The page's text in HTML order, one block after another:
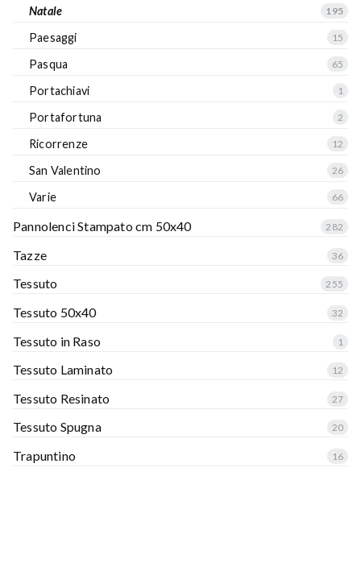
Natale 195
Paesaggi 15
Pasqua 65
Portachiavi 1
Portafortuna 2
Ricorrenze 12
San Valentino 26
Varie 66
Pannolenci Stampato cm 50x40 282
Tazze 36
Tessuto 255
Tessuto 50x40 32
Tessuto in Raso 1
Tessuto Laminato 12
Tessuto Resinato 27
Tessuto Spugna 20
Trapuntino 16